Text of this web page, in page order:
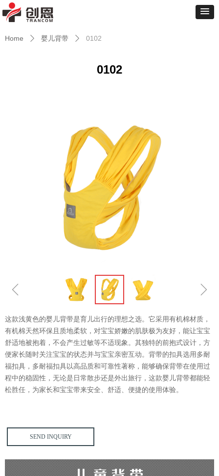
Home ꄲ 婴儿背带 ꄲ 0102
ꁆ ꁇ
0102
这款浅黄色的婴儿背带是育儿出行的理想之选。它采用有机棉材质，
有机棉天然环保且质地柔软，对宝宝娇嫩的肌肤极为友好，能让宝宝
舒适地被抱着，不会产生过敏等不适现象。其独特的前抱式设计，方
便家长随时关注宝宝的状态并与宝宝亲密互动。背带的扣具选用多耐
福扣具，多耐福扣具以高品质和可靠性著称，能够确保背带在使用过
程中的稳固性，无论是日常散步还是外出旅行，这款婴儿背带都能轻
松胜任，为家长和宝宝带来安全、舒适、便捷的使用体验。
SEND INQUIRY